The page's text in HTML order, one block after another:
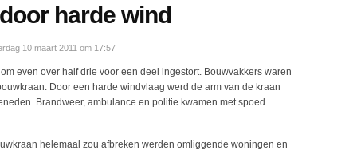
harde wind
10 maart 2011 om 17:57
even over half drie voor een deel ingestort. Bouwvakkers waren
Door een harde windvlaag werd de arm van de kraan
Brandweer, ambulance en politie kwamen met spoed
helemaal zou afbreken werden omliggende woningen en